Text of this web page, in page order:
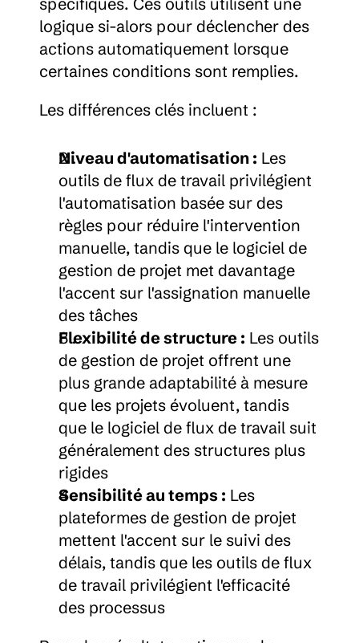
logique si-alors pour déclencher des
actions automatiquement lorsque
certaines conditions sont remplies.
Les différences clés incluent :
Niveau d'automatisation : Les
outils de flux de travail privilégient
l'automatisation basée sur des
règles pour réduire l'intervention
manuelle, tandis que le logiciel de
gestion de projet met davantage
l'accent sur l'assignation manuelle
des tâches
Flexibilité de structure : Les outils
de gestion de projet offrent une
plus grande adaptabilité à mesure
que les projets évoluent, tandis
que le logiciel de flux de travail suit
généralement des structures plus
rigides
Sensibilité au temps : Les
plateformes de gestion de projet
mettent l'accent sur le suivi des
délais, tandis que les outils de flux
de travail privilégient l'efficacité
des processus